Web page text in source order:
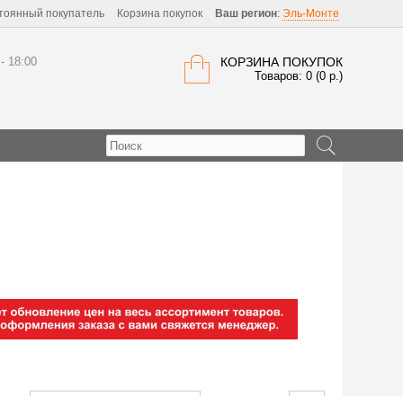
покупатель Корзина покупок Ваш регион: Эль-Монте
КОРЗИНА ПОКУПОК
Товаров: 0 (0 р.)
18:00